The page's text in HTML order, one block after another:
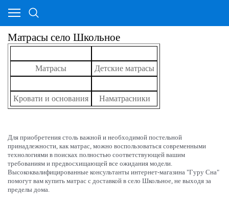
Матрасы село Школьное
Матрасы Детские матрасы
Кровати и основания Наматрасники
Для приобретения столь важной и необходимой постельной
принадлежности, как матрас, можно воспользоваться современными
технологиями в поисках полностью соответствующей вашим
требованиям и предвосхищающей все ожидания модели.
Высококвалифицированные консультанты интернет-магазина "Гуру Сна"
помогут вам купить матрас с доставкой в село Школьное, не выходя за
пределы дома.